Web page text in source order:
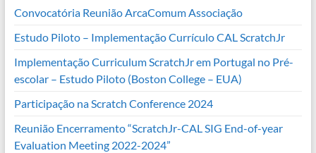
Convocatória Reunião ArcaComum Associação
Estudo Piloto – Implementação Currículo CAL ScratchJr
Implementação Curriculum ScratchJr em Portugal no Pré-
escolar – Estudo Piloto (Boston College – EUA)
Participação na Scratch Conference 2024
Reunião Encerramento “ScratchJr-CAL SIG End-of-year
Evaluation Meeting 2022-2024”